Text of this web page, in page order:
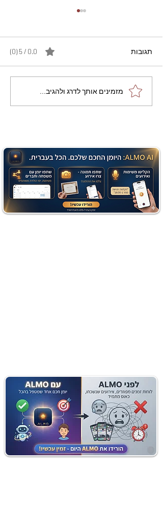
מתכון מנצח עוגת מייפל
שוקולד בחושה וקלה - זיוה
תגובות 0.0 / 5 ‏(0)
מזמינים אותך לדרג ולהגיב...